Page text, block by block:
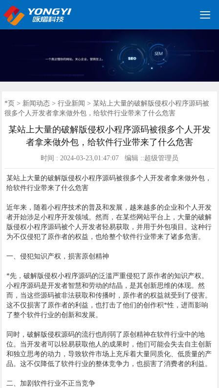

*页
网站建设
小程序开发
软件开发
网站建设优化
服务案例
建站案例
新闻动态
联系我们
*页 > 新闻动态> 行业新闻 > 某站上大量的破解版侵权小程序源码被
很多个人开发者拿来做外包，给软件行业带来了什么危害
某站上大量的破解版侵权小程序源码被很多个人开发
者拿来做外包，给软件行业带来了什么危害
时间 : 2024-03-23,01:47:07 编辑 ::超级管理员
某站上大量的破解版侵权小程序源码被很多个人开发者拿来做外包，
给软件行业带来了什么危害
近年来，随着小程序技术的普及和发展，越来越多的企业和个人开发
者开始涉足小程序开发领域。然而，在某些网站平台上，大量的破解
版侵权小程序源码被个人开发者轻易获取，并用于外包项目。这种行
为不仅侵犯了原作者的权益，也给整个软件行业带来了诸多危害。
一、侵犯知识产权，损害原创精神
*先，破解版侵权小程序源码的泛滥严重侵犯了原作者的知识产权。
小程序源码是开发者智慧和劳动的结晶，是其创新思维的体现。然
而，当这些源码被非法获取和传播时，原作者的权益就受到了侵害。
这不仅损害了原作者的利益，也打击了他们的创作积*性，进而影响
了整个软件行业的创新和发展。
同时，破解版侵权源码的流行也削弱了原创精神在软件行业中的地
位。当开发者可以轻易获取他人的成果时，他们可能会失去自主创新
和独立思考的动力，导致软件市场上充斥着大量同质化、低质量的产
品。这不仅降低了软件行业的整体竞争力，也损害了消费者的利益。
二、加剧软件行业不正当竞争